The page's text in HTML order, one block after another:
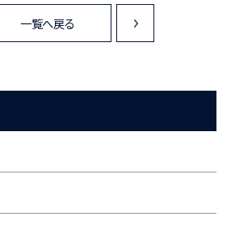
<
一覧へ戻る